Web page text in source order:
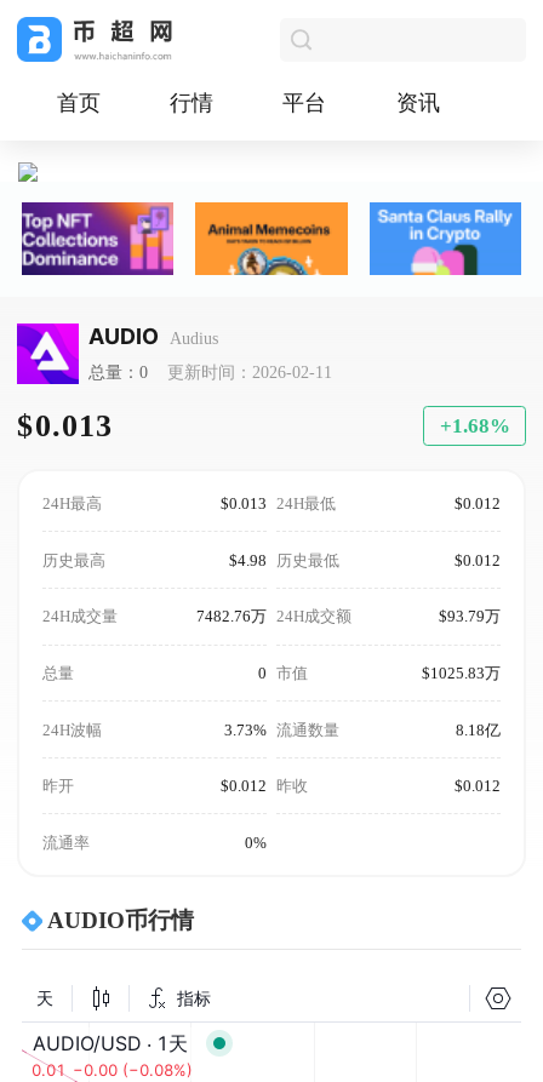
首页 行情 平台 资讯
AUDIO
Audius
总量：0
更新时间：2026-02-11
$0.013 +1.68%
24H最高 $0.013 24H最低 $0.012
历史最高 $4.98 历史最低 $0.012
24H成交量 7482.76万 24H成交额 $93.79万
总量 0 市值 $1025.83万
24H波幅 3.73% 流通数量 8.18亿
昨开 $0.012 昨收 $0.012
流通率 0%
AUDIO币行情